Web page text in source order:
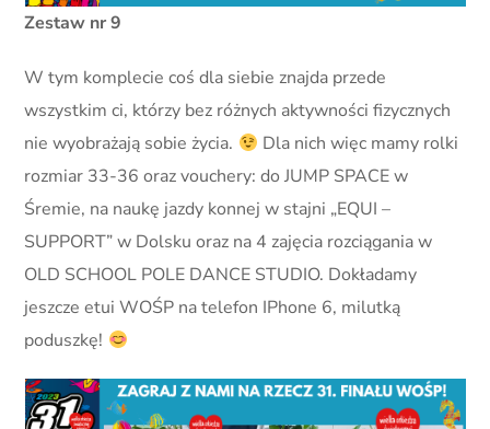
Zestaw nr 9
W tym komplecie coś dla siebie znajda przede
wszystkim ci, którzy bez różnych aktywności fizycznych
nie wyobrażają sobie życia.
Dla nich więc mamy rolki
rozmiar 33-36 oraz vouchery: do JUMP SPACE w
Śremie, na naukę jazdy konnej w stajni „EQUI –
SUPPORT” w Dolsku oraz na 4 zajęcia rozciągania w
OLD SCHOOL POLE DANCE STUDIO. Dokładamy
jeszcze etui WOŚP na telefon IPhone 6, milutką
poduszkę!